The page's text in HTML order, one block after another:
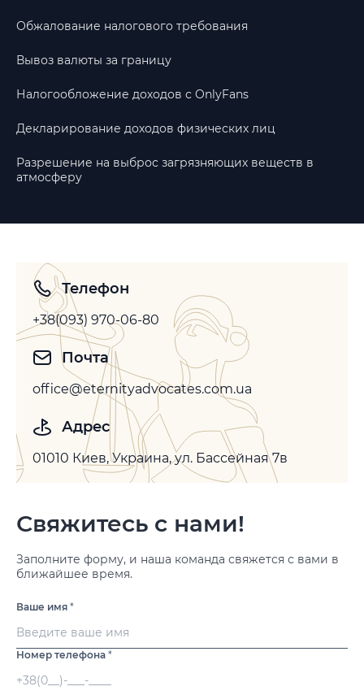
Обжалование налогового требования
Вывоз валюты за границу
Налогообложение доходов с OnlyFans
Декларирование доходов физических лиц
Разрешение на выброс загрязняющих веществ в
атмосферу
Телефон
+38(093) 970-06-80
Почта
office@eternityadvocates.com.ua
Адрес
01010 Киев, Украина, ул. Бассейная 7в
Свяжитесь с нами!
Заполните форму, и наша команда свяжется с вами в
ближайшее время.
Ваше имя *
Номер телефона *